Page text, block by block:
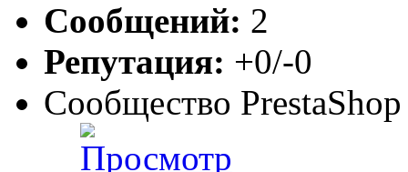
Сообщений: 2
Репутация: +0/-0
Сообщество PrestaShop